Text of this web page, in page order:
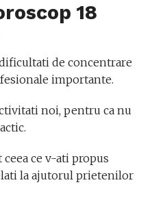
18
de concentrare
importante.
noi, pentru ca nu
ce v-ati propus
la ajutorul prietenilor